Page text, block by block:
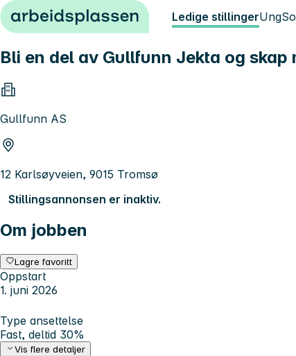
Hopp til innhold Ledige stillingerUng
Bli en del av Gullfunn Jekta og
Gullfunn AS
12 Karlsøyveien, 9015 Tromsø
Stillingsannonsen er inaktiv.
Om jobben
Lagre favoritt
Oppstart
1. juni 2026
Type ansettelse
Fast, deltid 30%
Vis flere detaljer